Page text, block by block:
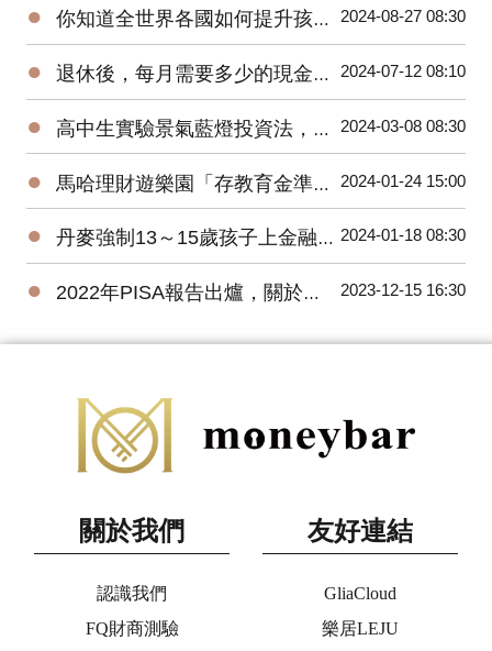
● 你知道全世界各國如何提升孩子們的金融素養？ 2024-08-27 08:30
● 退休後，每月需要多少的現金流？58%的人覺得10萬元才夠 2024-07-12 08:10
● 高中生實驗景氣藍燈投資法，一年後獲利近20% 2024-03-08 08:30
● 馬哈理財遊樂園「存教育金準備大調查」，逾七成父母要年存10萬元 2024-01-24 15:00
● 丹麥強制13～15歲孩子上金融教育課程，台灣呢？ 2024-01-18 08:30
● 2022年PISA報告出爐，關於金融素養做了哪些改變？ 2023-12-15 16:30
關於我們
認識我們
FQ財商測驗
友好連結
GliaCloud
樂居LEJU